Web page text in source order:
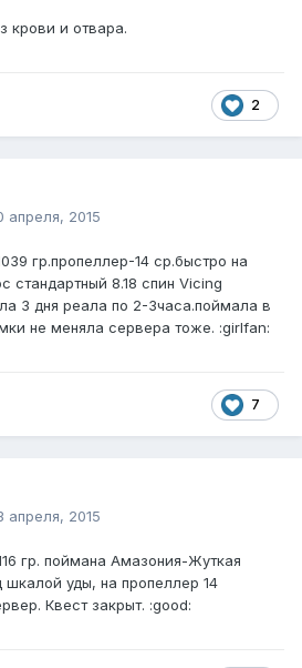
крови и отвара.
2
апреля, 2015
гр.пропеллер-14 ср.быстро на
стандартный 8.18 спин Vicing
3 дня реала по 2-3часа.поймала в
не меняла сервера тоже. :girlfan:
7
апреля, 2015
гр. поймана Амазония-Жуткая
шкалой уды, на пропеллер 14
Квест закрыт. :good: